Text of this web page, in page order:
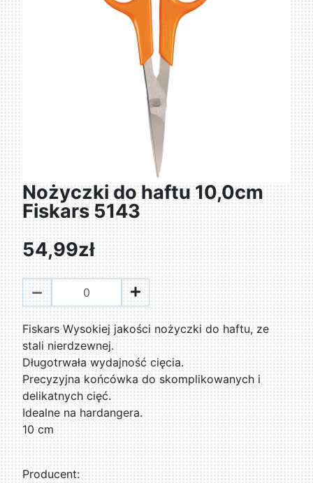
Nożyczki do haftu 10,0cm
Fiskars 5143
54,99zł
Fiskars Wysokiej jakości nożyczki do haftu, ze
stali nierdzewnej.
Długotrwała wydajność cięcia.
Precyzyjna końcówka do skomplikowanych i
delikatnych cięć.
Idealne na hardangera.
10 cm
Producent: